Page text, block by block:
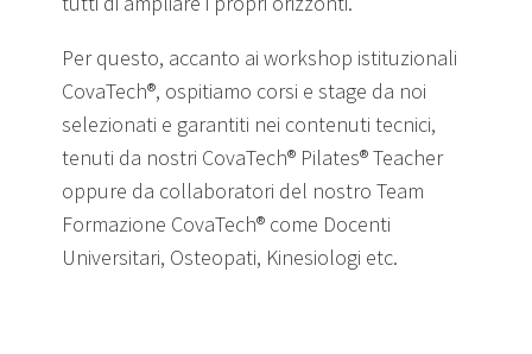
Per questo, accanto ai workshop istituzionali
CovaTech®, ospitiamo corsi e stage da noi
selezionati e garantiti nei contenuti tecnici,
tenuti da nostri CovaTech® Pilates® Teacher
oppure da collaboratori del nostro Team
Formazione CovaTech® come Docenti
Universitari, Osteopati, Kinesiologi etc.